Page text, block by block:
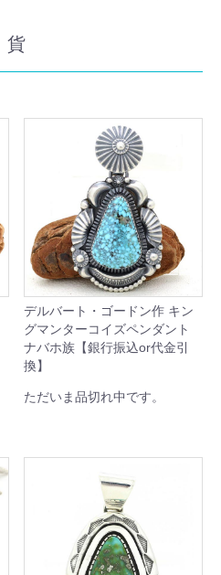
貨
デルバート・ゴードン作 キン
グマンターコイズペンダント
ナバホ族【銀行振込or代金引
換】
ただいま品切れ中です。